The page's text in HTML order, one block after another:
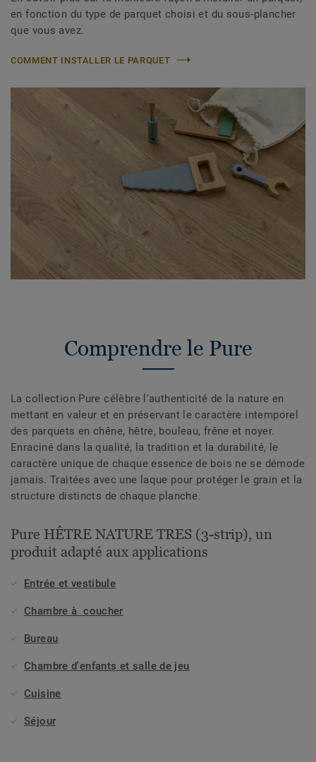
en fonction du type de parquet choisi et du sous-plancher
que vous avez.
COMMENT INSTALLER LE PARQUET
Comprendre le Pure
La collection Pure célèbre l'authenticité de la nature en
mettant en valeur et en préservant le caractère intemporel
des parquets en chêne, hêtre, bouleau, frêne et noyer.
Enraciné dans la qualité, la tradition et la durabilité, le
caractère unique de chaque essence de bois ne se démode
jamais. Traitées avec une laque pour protéger le grain et la
structure distincts de chaque planche.
Pure HÊTRE NATURE TRES (3-strip), un
produit adapté aux applications
Entrée et vestibule
Chambre à coucher
Bureau
Chambre d'enfants et salle de jeu
Cuisine
Séjour